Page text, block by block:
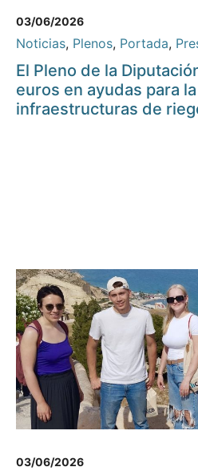
03/06/2026
Noticias, Plenos, Portada,
El Pleno de la
euros en ayudas para
infraestructuras de
03/06/2026